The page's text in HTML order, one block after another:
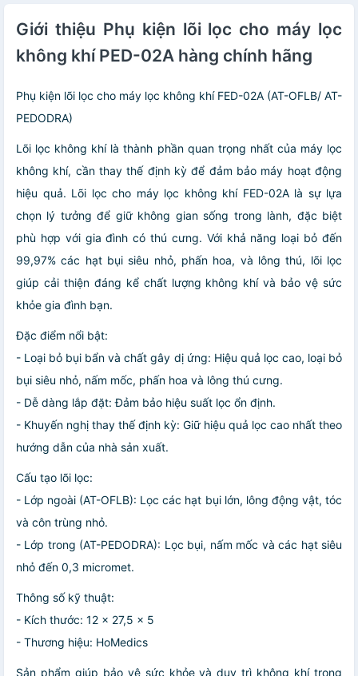
Giới thiệu Phụ kiện lõi lọc cho máy lọc
không khí PED-02A hàng chính hãng
Phụ kiện lõi lọc cho máy lọc không khí FED-02A (AT-OFLB/ AT-
PEDODRA)
Lõi lọc không khí là thành phần quan trọng nhất của máy lọc
không khí, cần thay thế định kỳ để đảm bảo máy hoạt động
hiệu quả. Lõi lọc cho máy lọc không khí FED-02A là sự lựa
chọn lý tưởng để giữ không gian sống trong lành, đặc biệt
phù hợp với gia đình có thú cưng. Với khả năng loại bỏ đến
99,97% các hạt bụi siêu nhỏ, phấn hoa, và lông thú, lõi lọc
giúp cải thiện đáng kể chất lượng không khí và bảo vệ sức
khỏe gia đình bạn.
Đặc điểm nổi bật:
- Loại bỏ bụi bẩn và chất gây dị ứng: Hiệu quả lọc cao, loại bỏ
bụi siêu nhỏ, nấm mốc, phấn hoa và lông thú cưng.
- Dễ dàng lắp đặt: Đảm bảo hiệu suất lọc ổn định.
- Khuyến nghị thay thế định kỳ: Giữ hiệu quả lọc cao nhất theo
hướng dẫn của nhà sản xuất.
Cấu tạo lõi lọc:
- Lớp ngoài (AT-OFLB): Lọc các hạt bụi lớn, lông động vật, tóc
và côn trùng nhỏ.
- Lớp trong (AT-PEDODRA): Lọc bụi, nấm mốc và các hạt siêu
nhỏ đến 0,3 micromet.
Thông số kỹ thuật:
- Kích thước: 12 x 27,5 x 5
- Thương hiệu: HoMedics
Sản phẩm giúp bảo vệ sức khỏe và duy trì không khí trong